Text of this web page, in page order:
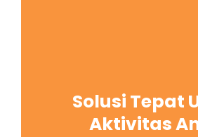
Solusi Tepat
Aktivitas